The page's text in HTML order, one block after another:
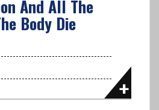
And All The
Body Die